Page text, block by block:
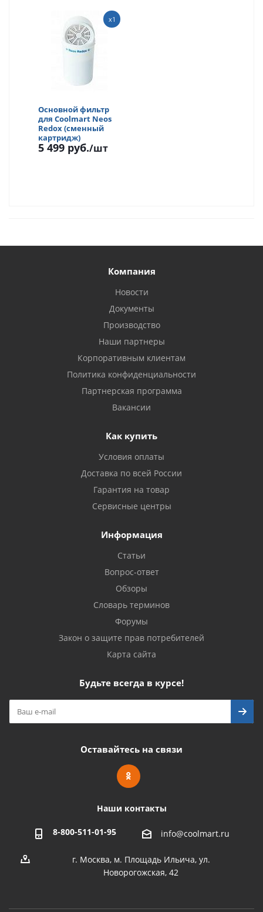
x1
Основной фильтр
для Coolmart Neos
Redox (сменный
картридж)
5 499 руб./шт
Компания
Новости
Документы
Производство
Наши партнеры
Корпоративным клиентам
Политика конфиденциальности
Партнерская программа
Вакансии
Как купить
Условия оплаты
Доставка по всей России
Гарантия на товар
Сервисные центры
Информация
Статьи
Вопрос-ответ
Обзоры
Словарь терминов
Форумы
Закон о защите прав потребителей
Карта сайта
Будьте всегда в курсе!
Оставайтесь на связи
Наши контакты
8-800-511-01-95 info@coolmart.ru
г. Москва, м. Площадь Ильича, ул.
Новорогожская, 42